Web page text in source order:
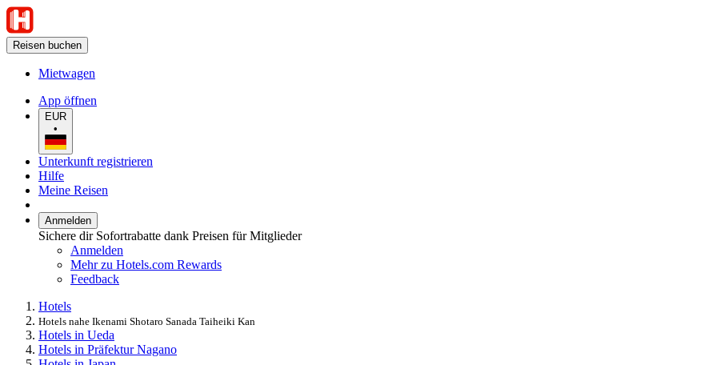
Reisen buchen
Mietwagen
App öffnen
EUR
•
Unterkunft registrieren
Hilfe
Meine Reisen
Anmelden
Sichere dir Sofortrabatte dank Preisen für Mitglieder
Anmelden
Mehr zu Hotels.com Rewards
Feedback
Hotels
Hotels nahe Ikenami Shotaro Sanada Taiheiki Kan
Hotels in Ueda
Hotels in Präfektur Nagano